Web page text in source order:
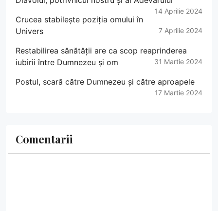
14 Aprilie 2024
Crucea stabilește poziția omului în
Univers
7 Aprilie 2024
Restabilirea sănătății are ca scop reaprinderea
iubirii între Dumnezeu și om
31 Martie 2024
Postul, scară către Dumnezeu și către aproapele
17 Martie 2024
Comentarii